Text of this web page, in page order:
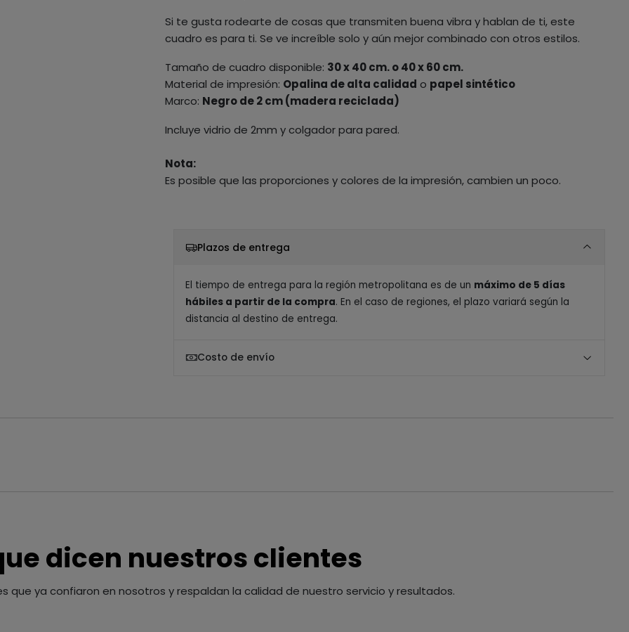
Si te gusta rodearte de cosas que transmiten buena vibra y hablan de ti, este
cuadro es para ti. Se ve increíble solo y aún mejor combinado con otros estilos.
Tamaño de cuadro disponible: 30 x 40 cm. o 40 x 60 cm.
Material de impresión: Opalina de alta calidad o papel sintético
Marco: Negro de 2 cm (madera reciclada)
Incluye vidrio de 2mm y colgador para pared.
Nota:
Es posible que las proporciones y colores de la impresión, cambien un poco.
Plazos de entrega
El tiempo de entrega para la región metropolitana es de un máximo de 5 días
hábiles a partir de la compra. En el caso de regiones, el plazo variará según la
distancia al destino de entrega.
Costo de envío
dicen nuestros clientes
que ya confiaron en nosotros y respaldan la calidad de nuestro servicio y resultados.